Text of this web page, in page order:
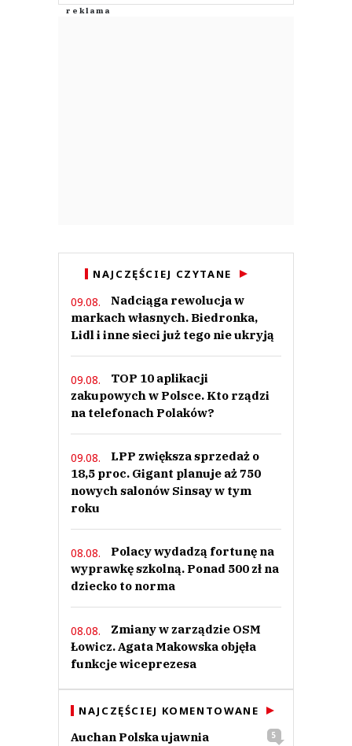
NAJCZĘŚCIEJ CZYTANE
09.08.
Nadciąga rewolucja w
markach własnych. Biedronka,
Lidl i inne sieci już tego nie ukryją
09.08.
TOP 10 aplikacji
zakupowych w Polsce. Kto rządzi
na telefonach Polaków?
09.08.
LPP zwiększa sprzedaż o
18,5 proc. Gigant planuje aż 750
nowych salonów Sinsay w tym
roku
08.08.
Polacy wydadzą fortunę na
wyprawkę szkolną. Ponad 500 zł na
dziecko to norma
08.08.
Zmiany w zarządzie OSM
Łowicz. Agata Makowska objęła
funkcje wiceprezesa
NAJCZĘŚCIEJ KOMENTOWANE
Auchan Polska ujawnia
5